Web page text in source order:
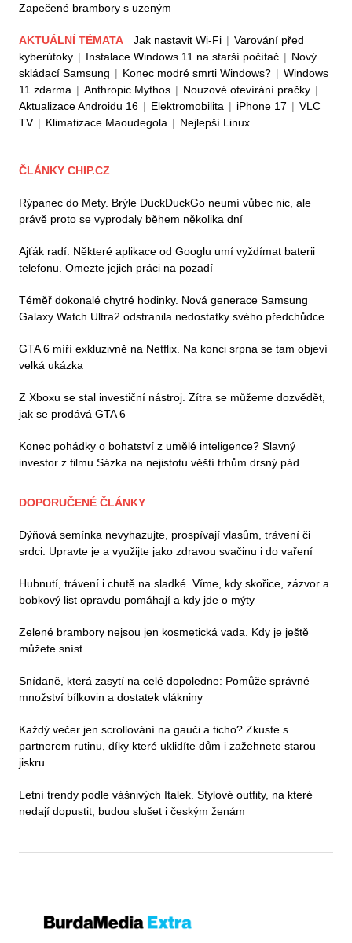
Zapečené brambory s uzeným
AKTUÁLNÍ TÉMATA Jak nastavit Wi-Fi | Varování před
kyberútoky | Instalace Windows 11 na starší počítač | Nový
skládací Samsung | Konec modré smrti Windows? | Windows
11 zdarma | Anthropic Mythos | Nouzové otevírání pračky |
Aktualizace Androidu 16 | Elektromobilita | iPhone 17 | VLC
TV | Klimatizace Maoudegola | Nejlepší Linux
ČLÁNKY CHIP.CZ
Rýpanec do Mety. Brýle DuckDuckGo neumí vůbec nic, ale
právě proto se vyprodaly během několika dní
Ajťák radí: Některé aplikace od Googlu umí vyždímat baterii
telefonu. Omezte jejich práci na pozadí
Téměř dokonalé chytré hodinky. Nová generace Samsung
Galaxy Watch Ultra2 odstranila nedostatky svého předchůdce
GTA 6 míří exkluzivně na Netflix. Na konci srpna se tam objeví
velká ukázka
Z Xboxu se stal investiční nástroj. Zítra se můžeme dozvědět,
jak se prodává GTA 6
Konec pohádky o bohatství z umělé inteligence? Slavný
investor z filmu Sázka na nejistotu věští trhům drsný pád
DOPORUČENÉ ČLÁNKY
Dýňová semínka nevyhazujte, prospívají vlasům, trávení či
srdci. Upravte je a využijte jako zdravou svačinu i do vaření
Hubnutí, trávení i chutě na sladké. Víme, kdy skořice, zázvor a
bobkový list opravdu pomáhají a kdy jde o mýty
Zelené brambory nejsou jen kosmetická vada. Kdy je ještě
můžete sníst
Snídaně, která zasytí na celé dopoledne: Pomůže správné
množství bílkovin a dostatek vlákniny
Každý večer jen scrollování na gauči a ticho? Zkuste s
partnerem rutinu, díky které uklidíte dům i zažehnete starou
jiskru
Letní trendy podle vášnivých Italek. Stylové outfity, na které
nedají dopustit, budou slušet i českým ženám